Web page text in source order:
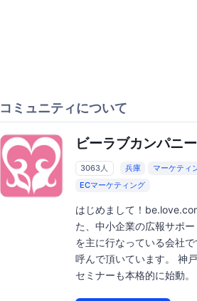
コミュニティについて
ビーラブカンパニ
3063人 兵庫 マーケティ
ECマーケティング
はじめまして！
た、中小企業の広報サポ
を主に行なっている会社
呼んで頂いています。 神
セミナーも本格的に始動